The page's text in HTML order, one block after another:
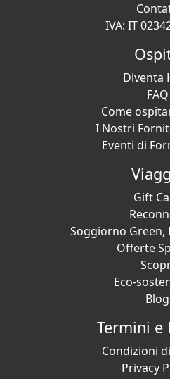
IVA: IT
Diventa
FAQ
Come
I Nostri
Eventi di
Gift
Soggiorno Green,
Offerte
Eco-
Blog
Termini e
Condizioni
Privacy